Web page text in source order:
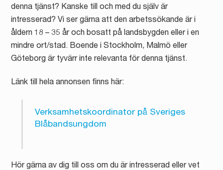
denna tjänst? Kanske till och med du själv är
intresserad? Vi ser gärna att den arbetssökande är i
åldern 18 – 35 år och bosatt på landsbygden eller i en
mindre ort/stad. Boende i Stockholm, Malmö eller
Göteborg är tyvärr inte relevanta för denna tjänst.
Länk till hela annonsen finns här:
Verksamhetskoordinator på Sveriges
Blåbandsungdom
Hör gärna av dig till oss om du är intresserad eller vet